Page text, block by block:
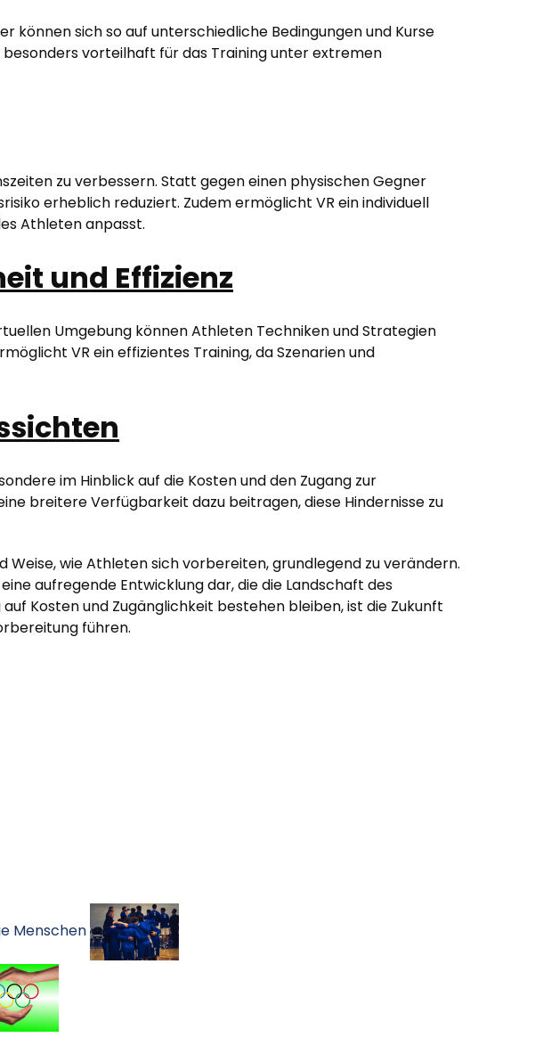
können sich so auf unterschiedliche Bedingungen und Kurse
vorteilhaft für das Training unter extremen
zu verbessern. Statt gegen einen physischen Gegner
erheblich reduziert. Zudem ermöglicht VR ein individuell
Athleten anpasst.
und Effizienz
Umgebung können Athleten Techniken und Strategien
VR ein effizientes Training, da Szenarien und
im Hinblick auf die Kosten und den Zugang zur
breitere Verfügbarkeit dazu beitragen, diese Hindernisse zu
wie Athleten sich vorbereiten, grundlegend zu verändern.
aufregende Entwicklung dar, die die Landschaft des
Kosten und Zugänglichkeit bestehen bleiben, ist die Zukunft
führen.
Menschen